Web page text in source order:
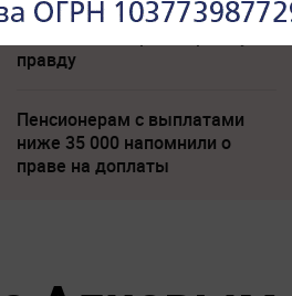
"Все решит одно сражение".
правду
Пенсионерам с выплатами
ниже 35 000 напомнили о
праве на доплаты